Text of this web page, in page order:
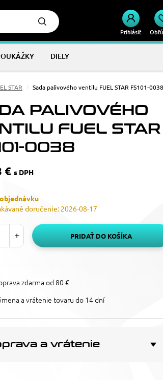
Prihlásiť
DIELY
STAR Sada palivového ventilu FUEL STAR FS101-0038
PALIVOVÉHO
FUEL STAR
0038
€ s DPH
doručenie: 2026-08-17
PRIDAŤ DO KOŠÍKA
zdarma od 80 €
a vrátenie tovaru do 14 dní
a vrátenie